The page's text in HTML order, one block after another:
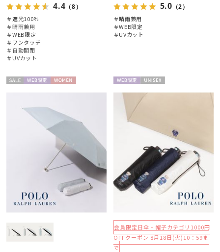
4.4 （8）
＃遮光100%
＃晴雨兼用
＃WEB限定
＃ワンタッチ
＃自動開閉
＃UVカット
5.0 （2）
＃晴雨兼用
＃WEB限定
＃UVカット
X
会員限定日傘・帽子カテゴリ1000円
OFFクーポン 8月18日(火)10：59ま
で